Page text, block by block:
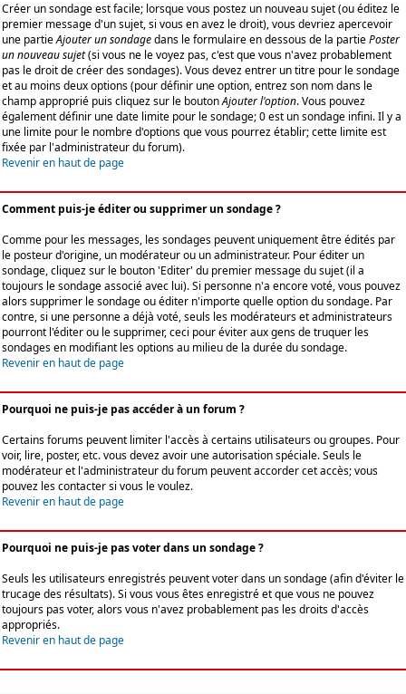
Créer un sondage est facile; lorsque vous postez un nouveau sujet (ou éditez le
premier message d'un sujet, si vous en avez le droit), vous devriez apercevoir
une partieAjouter un sondagedans le formulaire en dessous de la partiePoster
un nouveau sujet(si vous ne le voyez pas, c'est que vous n'avez probablement
pas le droit de créer des sondages). Vous devez entrer un titre pour le sondage
et au moins deux options (pour définir une option, entrez son nom dans le
champ approprié puis cliquez sur le boutonAjouter l'option. Vous pouvez
également définir une date limite pour le sondage; 0 est un sondage infini. Il y a
une limite pour le nombre d'options que vous pourrez établir; cette limite est
fixée par l'administrateur du forum).
Revenir en haut de page
Comment puis-je éditer ou supprimer un sondage ?
Comme pour les messages, les sondages peuvent uniquement être édités par
le posteur d'origine, un modérateur ou un administrateur. Pour éditer un
sondage, cliquez sur le bouton 'Editer' du premier message du sujet (il a
toujours le sondage associé avec lui). Si personne n'a encore voté, vous pouvez
alors supprimer le sondage ou éditer n'importe quelle option du sondage. Par
contre, si une personne a déjà voté, seuls les modérateurs et administrateurs
pourront l'éditer ou le supprimer, ceci pour éviter aux gens de truquer les
sondages en modifiant les options au milieu de la durée du sondage.
Revenir en haut de page
Pourquoi ne puis-je pas accéder à un forum ?
Certains forums peuvent limiter l'accès à certains utilisateurs ou groupes. Pour
voir, lire, poster, etc. vous devez avoir une autorisation spéciale. Seuls le
modérateur et l'administrateur du forum peuvent accorder cet accès; vous
pouvez les contacter si vous le voulez.
Revenir en haut de page
Pourquoi ne puis-je pas voter dans un sondage ?
Seuls les utilisateurs enregistrés peuvent voter dans un sondage (afin d'éviter le
trucage des résultats). Si vous vous êtes enregistré et que vous ne pouvez
toujours pas voter, alors vous n'avez probablement pas les droits d'accès
appropriés.
Revenir en haut de page